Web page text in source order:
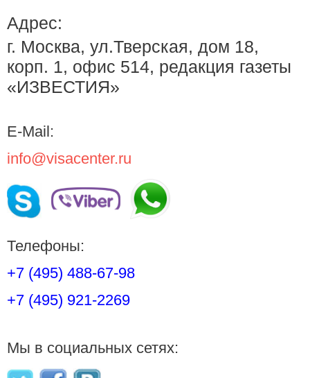
Адрес:
г. Москва, ул.Тверская, дом 18,
корп. 1, офис 514, редакция газеты
«ИЗВЕСТИЯ»
E-Mail:
info@visacenter.ru
Телефоны:
+7 (495) 488-67-98
+7 (495) 921-2269
Мы в социальных сетях: